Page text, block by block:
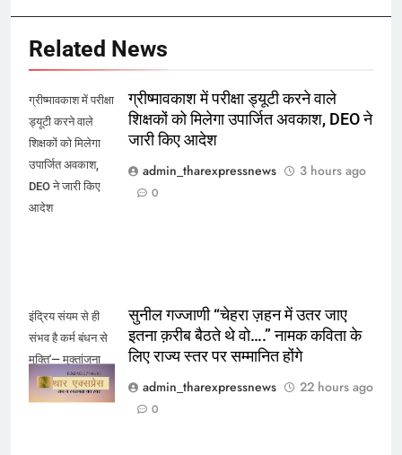
Related News
ग्रीष्मावकाश में परीक्षा
ड्यूटी करने वाले
शिक्षकों को मिलेगा
उपार्जित अवकाश,
DEO ने जारी किए
आदेश
ग्रीष्मावकाश में परीक्षा ड्यूटी करने वाले
शिक्षकों को मिलेगा उपार्जित अवकाश, DEO ने
जारी किए आदेश
admin_tharexpressnews
3 hours ago
0
इंद्रिय संयम से ही
संभव है कर्म बंधन से
मुक्ति'— मुक्तांजना
श्री जी
सुनील गज्जाणी “चेहरा ज़हन में उतर जाए
इतना क़रीब बैठते थे वो….” नामक कविता के
लिए राज्य स्तर पर सम्मानित होंगे
admin_tharexpressnews
22 hours ago
0